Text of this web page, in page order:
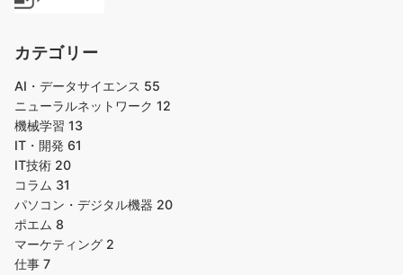
カテゴリー
AI・データサイエンス 55
ニューラルネットワーク 12
機械学習 13
IT・開発 61
IT技術 20
コラム 31
パソコン・デジタル機器 20
ポエム 8
マーケティング 2
仕事 7